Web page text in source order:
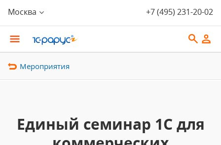
Москва +7 (495) 231-20-02
Мероприятия
Единый семинар 1C для